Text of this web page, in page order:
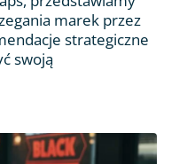
marek przez
strategiczne
swoją